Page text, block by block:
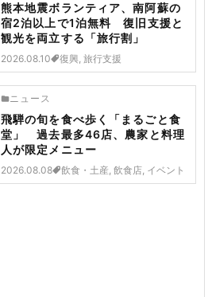
熊本地震ボランティア、南阿蘇の
宿2泊以上で1泊無料 復旧支援と
観光を両立する「旅行割」
2026.08.10 復興, 旅行支援
ニュース
飛騨の旬を食べ歩く「まるごと食
堂」 過去最多46店、農家と料理
人が限定メニュー
2026.08.08 飲食・土産, 飲食店, イベント